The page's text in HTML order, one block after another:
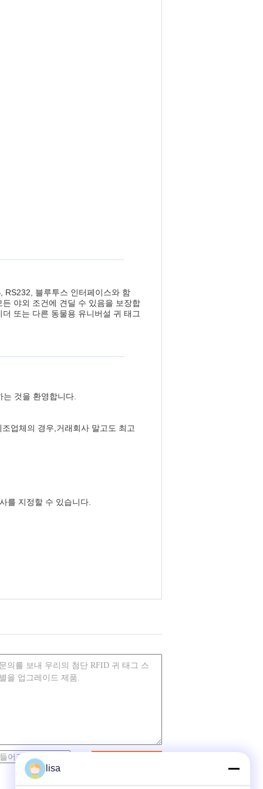
RS232, 블루투스 인터페이스와 함
야외 조건에 견딜 수 있음을 보장합
또는 다른 동물용 유니버설 귀 태그
것을 환영합니다.
업체의 경우,거래회사 말고도 최고
를 지정할 수 있습니다.
lisa